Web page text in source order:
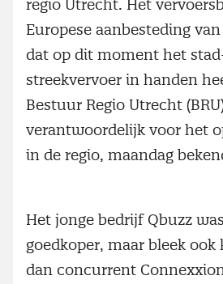
regio Utrecht. Het
Europese aanbesteding
dat op dit moment het
streekvervoer in handen
Bestuur Regio Utrecht
verantwoordelijk voor het
in de regio, maandag
Het jonge bedrijf Qbuzz
goedkoper, maar bleek
dan concurrent